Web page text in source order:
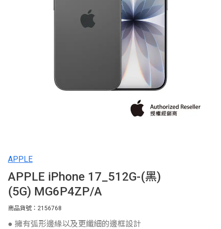
APPLE
APPLE iPhone 17_512G-(黑)
(5G) MG6P4ZP/A
商品貨號：2156768
● 擁有弧形邊緣以及更纖細的邊框設計